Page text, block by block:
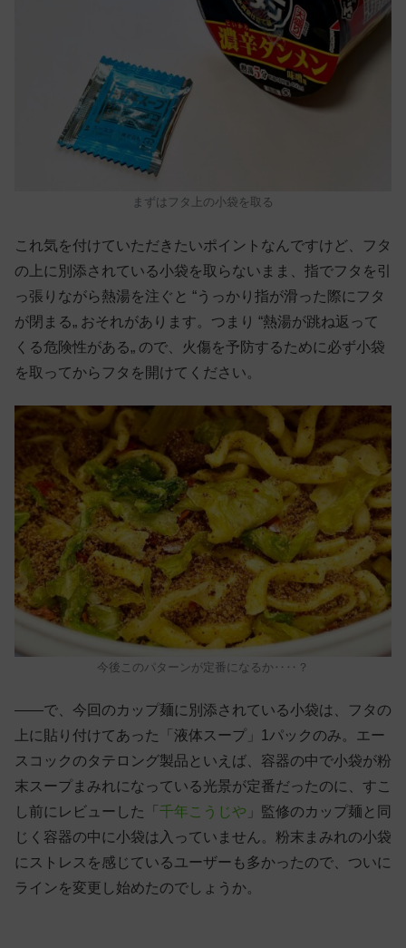
まずはフタ上の小袋を取る
これ気を付けていただきたいポイントなんですけど、フタ
の上に別添されている小袋を取らないまま、指でフタを引
っ張りながら熱湯を注ぐと “うっかり指が滑った際にフタ
が閉まる„ おそれがあります。つまり “熱湯が跳ね返って
くる危険性がある„ ので、火傷を予防するために必ず小袋
を取ってからフタを開けてください。
今後このパターンが定番になるか‥‥？
——で、今回のカップ麺に別添されている小袋は、フタの
上に貼り付けてあった「液体スープ」1パックのみ。エー
スコックのタテロング製品といえば、容器の中で小袋が粉
末スープまみれになっている光景が定番だったのに、すこ
し前にレビューした「 千年こうじや 」監修のカップ麺と同
じく容器の中に小袋は入っていません。粉末まみれの小袋
にストレスを感じているユーザーも多かったので、ついに
ラインを変更し始めたのでしょうか。